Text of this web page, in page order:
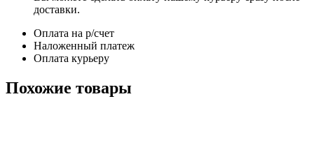
доставки.
Оплата на р/счет
Наложенный платеж
Оплата курьеру
Похожие товары